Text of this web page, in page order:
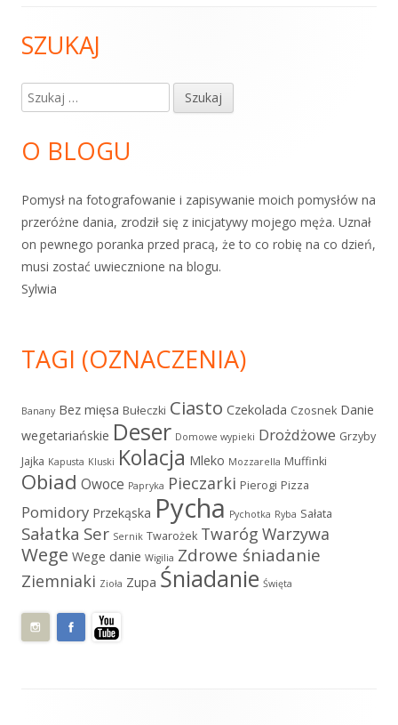
Główny
panel
SZUKAJ
Szukaj:
O BLOGU
Pomysł na fotografowanie i zapisywanie moich pomysłów na
przeróżne dania, zrodził się z inicjatywy mojego męża. Uznał
on pewnego poranka przed pracą, że to co robię na co dzień,
musi zostać uwiecznione na blogu.
Sylwia
TAGI (OZNACZENIA)
Banany Bez mięsa Bułeczki Ciasto Czekolada Czosnek Danie
wegetariańskie Deser Domowe wypieki Drożdżowe Grzyby
Jajka Kapusta Kluski Kolacja Mleko Mozzarella Muffinki
Obiad Owoce Papryka Pieczarki Pierogi Pizza
Pomidory Przekąska Pycha Pychotka Ryba Sałata
Sałatka Ser Sernik Twarożek Twaróg Warzywa
Wege Wege danie Wigilia Zdrowe śniadanie
Ziemniaki Zioła Zupa Śniadanie Święta